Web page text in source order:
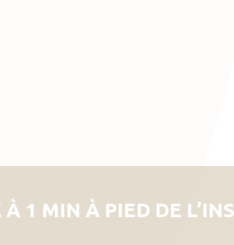
1 MIN À PIED DE